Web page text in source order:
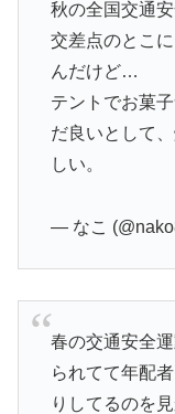
秋の全国交通
交差点のとこ
んだけど…
テントでお菓
だ良いとして
しい。
— なこ
春の交通安全
られてて年配
りしてるのを